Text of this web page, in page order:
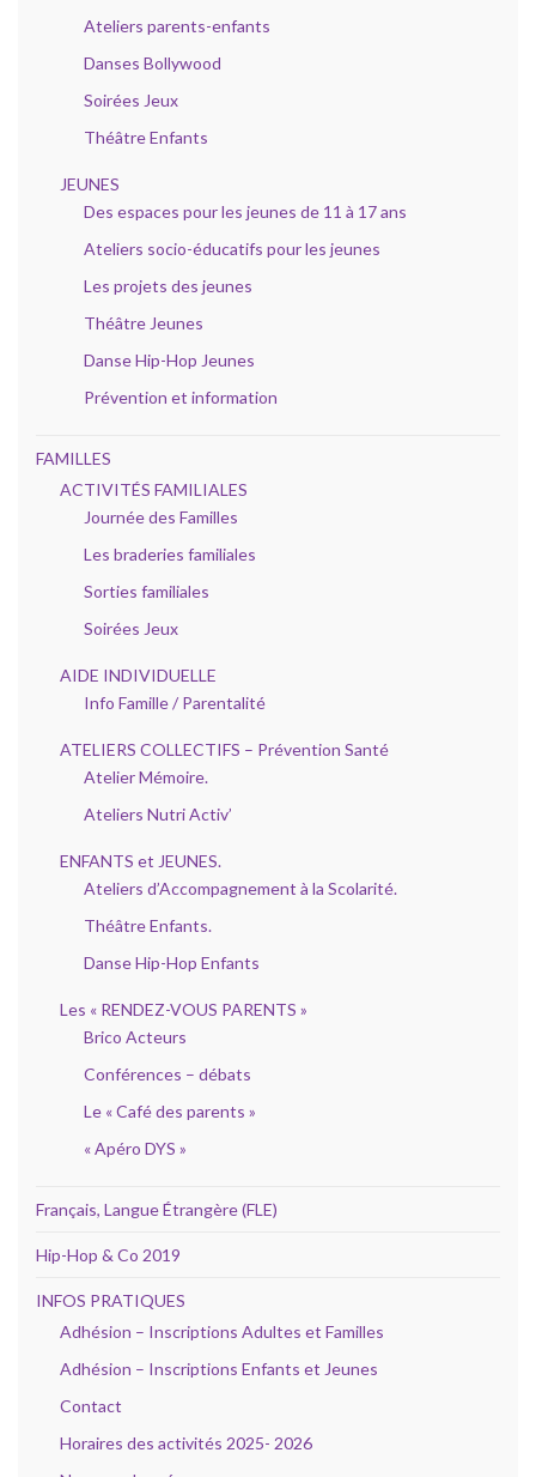
Ateliers parents-enfants
Danses Bollywood
Soirées Jeux
Théâtre Enfants
JEUNES
Des espaces pour les jeunes de 11 à 17 ans
Ateliers socio-éducatifs pour les jeunes
Les projets des jeunes
Théâtre Jeunes
Danse Hip-Hop Jeunes
Prévention et information
FAMILLES
ACTIVITÉS FAMILIALES
Journée des Familles
Les braderies familiales
Sorties familiales
Soirées Jeux
AIDE INDIVIDUELLE
Info Famille / Parentalité
ATELIERS COLLECTIFS – Prévention Santé
Atelier Mémoire.
Ateliers Nutri Activ’
ENFANTS et JEUNES.
Ateliers d’Accompagnement à la Scolarité.
Théâtre Enfants.
Danse Hip-Hop Enfants
Les « RENDEZ-VOUS PARENTS »
Brico Acteurs
Conférences – débats
Le « Café des parents »
« Apéro DYS »
Français, Langue Étrangère (FLE)
Hip-Hop & Co 2019
INFOS PRATIQUES
Adhésion – Inscriptions Adultes et Familles
Adhésion – Inscriptions Enfants et Jeunes
Contact
Horaires des activités 2025- 2026